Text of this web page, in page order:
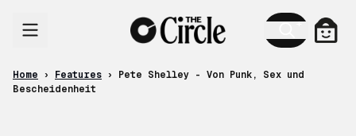
Cart
Home › Features ›
Pete Shelley - Von Punk, Sex und
Bescheidenheit